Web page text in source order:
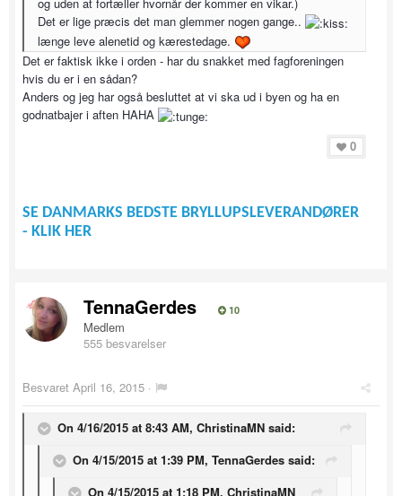
og uden at fortæller hvornår der kommer en vikar.)
Det er lige præcis det man glemmer nogen gange..
længe leve alenetid og kærestedage.
Det er faktisk ikke i orden - har du snakket med fagforeningen
hvis du er i en sådan?
Anders og jeg har også besluttet at vi ska ud i byen og ha en
godnatbajer i aften HAHA
0
SE DANMARKS BEDSTE BRYLLUPSLEVERANDØRER
- KLIK HER
TennaGerdes 10
Medlem
555 besvarelser
Besvaret April 16, 2015 ·
On 4/16/2015 at 8:43 AM, ChristinaMN said:
On 4/15/2015 at 1:39 PM, TennaGerdes said:
On 4/15/2015 at 1:18 PM, ChristinaMN